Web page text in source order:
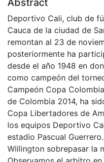
Abstract
Deportivo Cali, club de
Cauca de la ciudad de
remontan al 23 de
posteriormente ha
desde el año 1948 en
como campeón del
Campeón Copa
de Colombia 2014, ha
Copa Libertadores de
los equipos Deportivo
estadio Pascual
Willington sobrepasar la